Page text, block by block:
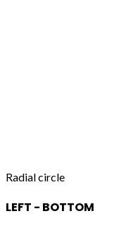
Radial circle
LEFT - BOTTOM